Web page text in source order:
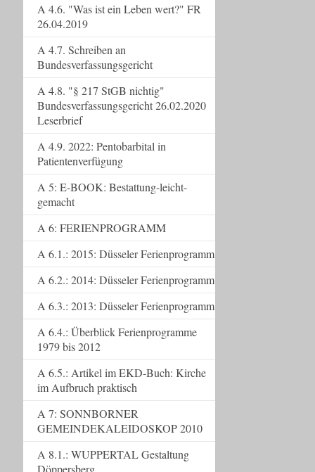
A 4.6. "Was ist ein Leben wert?" FR
26.04.2019
A 4.7. Schreiben an
Bundesverfassungsgericht
A 4.8. "§ 217 StGB nichtig"
Bundesverfassungsgericht 26.02.2020
Leserbrief
A 4.9. 2022: Pentobarbital in
Patientenverfügung
A 5: E-BOOK: Bestattung-leicht-
gemacht
A 6: FERIENPROGRAMM
A 6.1.: 2015: Düsseler Ferienprogramm
A 6.2.: 2014: Düsseler Ferienprogramm
A 6.3.: 2013: Düsseler Ferienprogramm
A 6.4.: Überblick Ferienprogramme
1979 bis 2012
A 6.5.: Artikel im EKD-Buch: Kirche
im Aufbruch praktisch
A 7: SONNBORNER
GEMEINDEKALEIDOSKOP 2010
A 8.1.: WUPPERTAL Gestaltung
Döppersberg